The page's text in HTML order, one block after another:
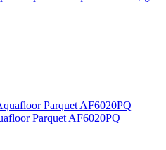
Parquet AF6020PQ